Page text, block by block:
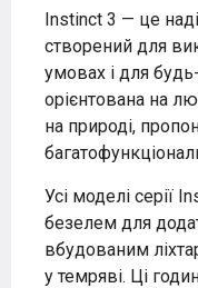
Instinct 3 — це
створений для
умовах і для
орієнтована на
на природі,
Усі моделі серії
безелем для
вбудованим
у темряві. Ці